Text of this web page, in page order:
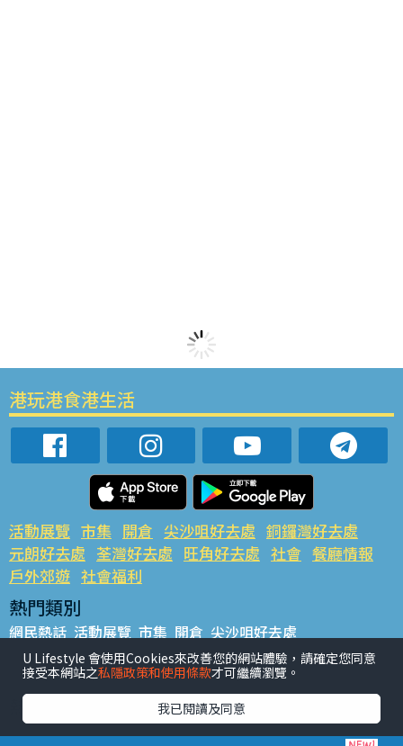
港玩港食港生活
活動展覽 市集 開倉 尖沙咀好去處 銅鑼灣好去處
元朗好去處 荃灣好去處 旺角好去處 社會 餐廳情報
戶外郊遊 社會福利
熱門類別
網民熱話 活動展覽 市集 開倉 尖沙咀好去處
銅鑼灣好去處 元朗好去處 荃灣好去處 旺角好去處 社會
餐廳情報 戶外郊遊
熱門標籤
#UGO搵好去處 #人氣活動推介 #美食社群熱話
U Lifestyle 會使用Cookies來改善您的網站體驗，請確定您同意
接受本網站之私隱政策和使用條款才可繼續瀏覽。
我已閱讀及同意